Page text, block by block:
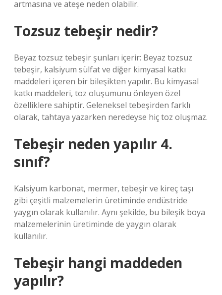
artmasına ve ateşe neden olabilir.
Tozsuz tebeşir nedir?
Beyaz tozsuz tebeşir şunları içerir: Beyaz tozsuz
tebeşir, kalsiyum sülfat ve diğer kimyasal katkı
maddeleri içeren bir bileşikten yapılır. Bu kimyasal
katkı maddeleri, toz oluşumunu önleyen özel
özelliklere sahiptir. Geleneksel tebeşirden farklı
olarak, tahtaya yazarken neredeyse hiç toz oluşmaz.
Tebeşir neden yapılır 4.
sınıf?
Kalsiyum karbonat, mermer, tebeşir ve kireç taşı
gibi çeşitli malzemelerin üretiminde endüstride
yaygın olarak kullanılır. Aynı şekilde, bu bileşik boya
malzemelerinin üretiminde de yaygın olarak
kullanılır.
Tebeşir hangi maddeden
yapılır?